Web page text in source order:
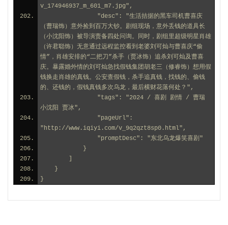
v_174946937_m_601_m7.jpg",
（曹瑞饰）意外捡到百万大钞。剧组现场，意外丢钱的道具长
（小沈阳饰）被导演责备四处问询。同时，剧组里超级明星肖雄
（许君聪饰）无意通过远程监控看到老婆刘可灿与曹喜庆“偷
情”，肖雄安排的“二把刀”杀手（贾冰饰）追杀刘可灿及曹喜
庆。暴露婚外情的刘可灿急找假钱集团胡老三（修睿饰）想用假
钱换走肖雄的真钱。公安查假钱，杀手追真钱，找钱的、偷钱
的、还钱的，假钱真钱多次乌龙，最后横财花落何处？",
小沈阳 贾冰",
"http://www.iqiyi.com/v_9q2qzt8sp0.html",
                "promptDesc": "东北乌龙爆笑喜剧"
            }
    }
}